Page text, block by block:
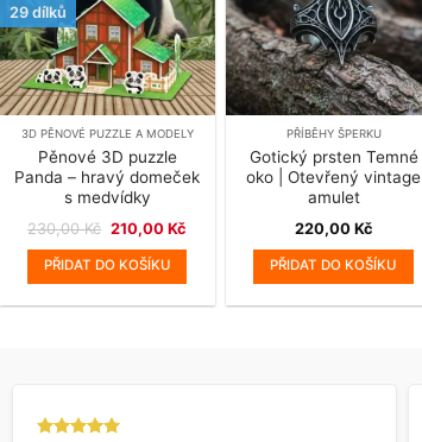
29 dílků
3D PĚNOVÉ PUZZLE A MODELY
Pěnové 3D puzzle
Panda – hravý domeček
s medvídky
230,00Kč Původní
cena
byla:
230,00 Kč.
210,00Kč
je:
PŘIDAT DO KOŠÍKU
PŘÍBĚHY ŠPERKU
Gotický prsten Temné
oko | Otevřený vintage
amulet
220,00 Kč
PŘIDAT DO KOŠÍKU